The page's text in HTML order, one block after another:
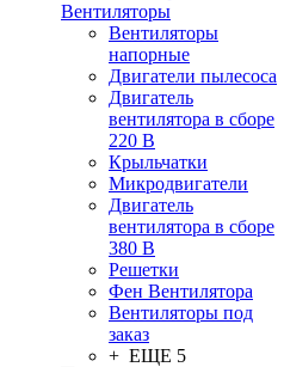
Вентиляторы
Вентиляторы
напорные
Двигатели пылесоса
Двигатель
вентилятора в сборе
220 В
Крыльчатки
Микродвигатели
Двигатель
вентилятора в сборе
380 В
Решетки
Фен Вентилятора
Вентиляторы под
заказ
+ ЕЩЕ 5